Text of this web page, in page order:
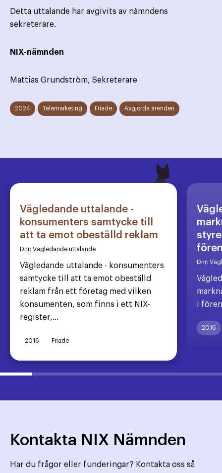
Detta uttalande har avgivits av nämndens
sekreterare.
NIX-nämnden
Mattias Grundström, Sekreterare
2024 Telemarketing Friade Avgjorda ärenden
Vägledande uttalande -
konsumenters samtycke till
att ta emot obeställd reklam
Dnr: Vägledande uttalande
Vägledande uttalande - konsumenters
samtycke till att ta emot obeställd
reklam från ett företag med vilken
konsumenten, som finns i ett NIX-
register,...
2016 Friade
Dnr:
i
2016
Kontakta NIX Nämnden
Har du frågor eller funderingar? Kontakta oss så